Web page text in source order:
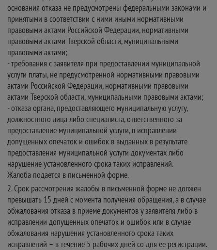
основания отказа не предусмотрены федеральными законами и
принятыми в соответствии с ними иными нормативными
правовыми актами Российской Федерации, нормативными
правовыми актами Тверской области, муниципальными
правовыми актами;
- требования с заявителя при предоставлении муниципальной
услуги платы, не предусмотренной нормативными правовыми
актами Российской Федерации, нормативными правовыми
актами Тверской области, муниципальными правовыми актами;
- отказа органа, предоставляющего муниципальную услугу,
должностного лица либо специалиста, ответственного за
предоставление муниципальной услуги, в исправлении
допущенных опечаток и ошибок в выданных в результате
предоставления муниципальной услуги документах либо
нарушение установленного срока таких исправлений.
Жалоба подается в письменной форме.
2. Срок рассмотрения жалобы в письменной форме не должен
превышать 15 дней с момента получения обращения, а в случае
обжалования отказа в приеме документов у заявителя либо в
исправлении допущенных опечаток и ошибок или в случае
обжалования нарушения установленного срока таких
исправлений – в течение 5 рабочих дней со дня ее регистрации.